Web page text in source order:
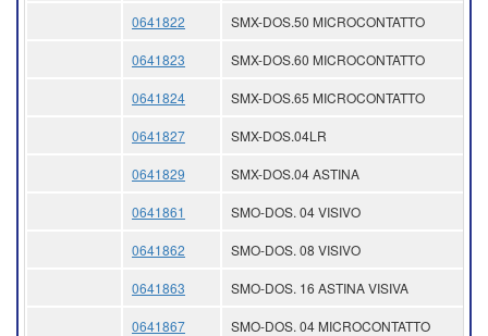
0641822 SMX-DOS.50 MICROCONTATTO
0641823 SMX-DOS.60 MICROCONTATTO
0641824 SMX-DOS.65 MICROCONTATTO
0641827 SMX-DOS.04LR
0641829 SMX-DOS.04 ASTINA
0641861 SMO-DOS. 04 VISIVO
0641862 SMO-DOS. 08 VISIVO
0641863 SMO-DOS. 16 ASTINA VISIVA
0641867 SMO-DOS. 04 MICROCONTATTO